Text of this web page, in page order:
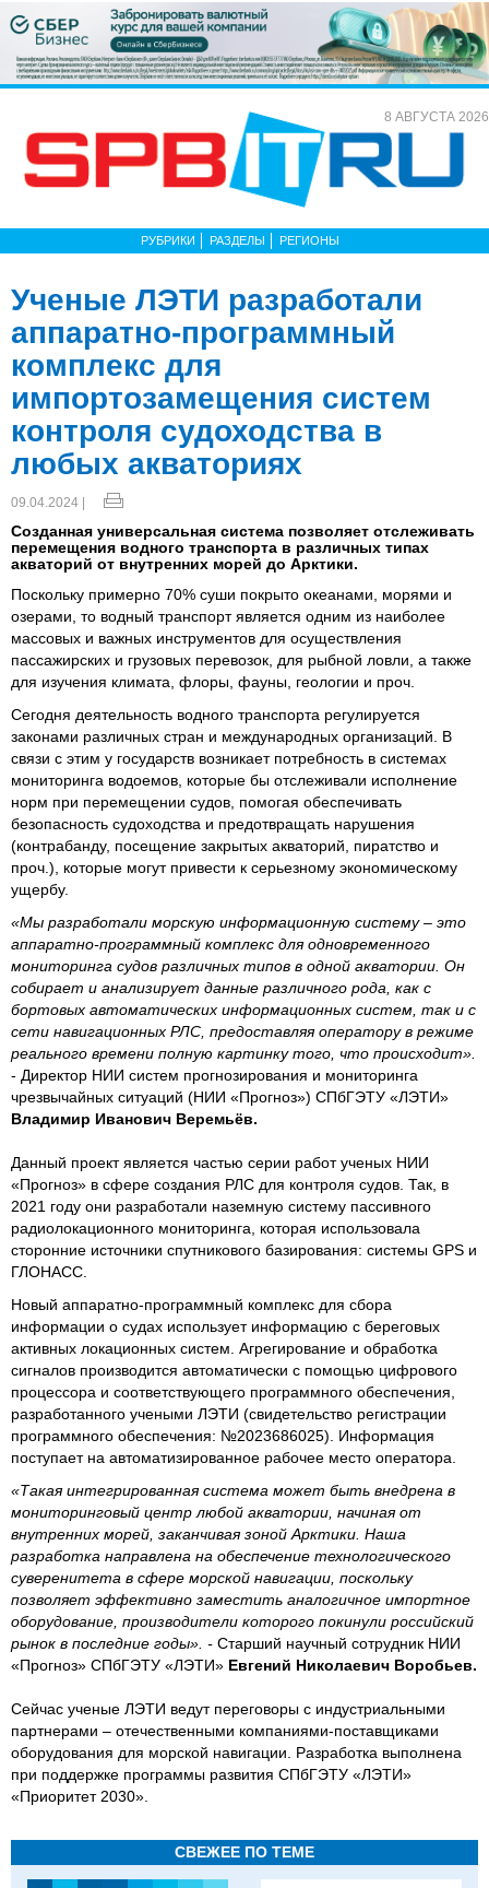
8 АВГУСТА 2026
РУБРИКИ РАЗДЕЛЫ РЕГИОНЫ
Ученые ЛЭТИ разработали
аппаратно-программный
комплекс для
импортозамещения систем
контроля судоходства в
любых акваториях
09.04.2024 |
Созданная универсальная система позволяет отслеживать
перемещения водного транспорта в различных типах
акваторий от внутренних морей до Арктики.
Поскольку примерно 70% суши покрыто океанами, морями и
озерами, то водный транспорт является одним из наиболее
массовых и важных инструментов для осуществления
пассажирских и грузовых перевозок, для рыбной ловли, а также
для изучения климата, флоры, фауны, геологии и проч.
Сегодня деятельность водного транспорта регулируется
законами различных стран и международных организаций. В
связи с этим у государств возникает потребность в системах
мониторинга водоемов, которые бы отслеживали исполнение
норм при перемещении судов, помогая обеспечивать
безопасность судоходства и предотвращать нарушения
(контрабанду, посещение закрытых акваторий, пиратство и
проч.), которые могут привести к серьезному экономическому
ущербу.
«Мы разработали морскую информационную систему – это
аппаратно-программный комплекс для одновременного
мониторинга судов различных типов в одной акватории. Он
собирает и анализирует данные различного рода, как с
бортовых автоматических информационных систем, так и с
сети навигационных РЛС, предоставляя оператору в режиме
реального времени полную картинку того, что происходит».
- Директор НИИ систем прогнозирования и мониторинга
чрезвычайных ситуаций (НИИ «Прогноз») СПбГЭТУ «ЛЭТИ»
Владимир Иванович Веремьёв.
Данный проект является частью серии работ ученых НИИ
«Прогноз» в сфере создания РЛС для контроля судов. Так, в
2021 году они разработали наземную систему пассивного
радиолокационного мониторинга, которая использовала
сторонние источники спутникового базирования: системы GPS и
ГЛОНАСС.
Новый аппаратно-программный комплекс для сбора
информации о судах использует информацию с береговых
активных локационных систем. Агрегирование и обработка
сигналов производится автоматически с помощью цифрового
процессора и соответствующего программного обеспечения,
разработанного учеными ЛЭТИ (свидетельство регистрации
программного обеспечения: №2023686025). Информация
поступает на автоматизированное рабочее место оператора.
«Такая интегрированная система может быть внедрена в
мониторинговый центр любой акватории, начиная от
внутренних морей, заканчивая зоной Арктики. Наша
разработка направлена на обеспечение технологического
суверенитета в сфере морской навигации, поскольку
позволяет эффективно заместить аналогичное импортное
оборудование, производители которого покинули российский
рынок в последние годы». - Старший научный сотрудник НИИ
«Прогноз» СПбГЭТУ «ЛЭТИ» Евгений Николаевич Воробьев.
Сейчас ученые ЛЭТИ ведут переговоры с индустриальными
партнерами – отечественными компаниями-поставщиками
оборудования для морской навигации. Разработка выполнена
при поддержке программы развития СПбГЭТУ «ЛЭТИ»
«Приоритет 2030».
СВЕЖЕЕ ПО ТЕМЕ